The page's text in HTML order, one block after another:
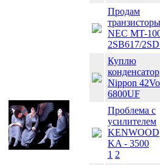
Продам
транзисторы
NEC MT-
2SB617/
Куплю
конденсатор
Nippon
6800UF
Проблема с
усилителем
KENWOOD
KA - 3500
1 2